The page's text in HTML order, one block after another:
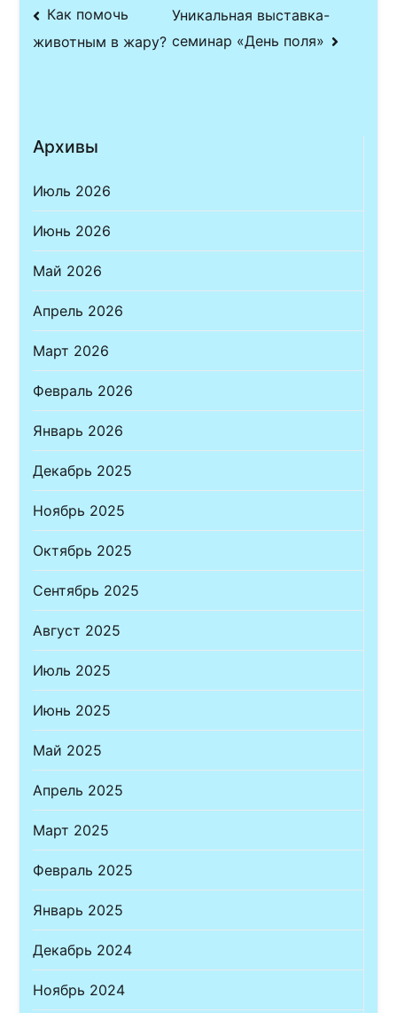
Навигация
по
Как помочь
животным в жару?
Уникальная выставка-
семинар «День поля»
Архивы
Июль 2026
Июнь 2026
Май 2026
Апрель 2026
Март 2026
Февраль 2026
Январь 2026
Декабрь 2025
Ноябрь 2025
Октябрь 2025
Сентябрь 2025
Август 2025
Июль 2025
Июнь 2025
Май 2025
Апрель 2025
Март 2025
Февраль 2025
Январь 2025
Декабрь 2024
Ноябрь 2024